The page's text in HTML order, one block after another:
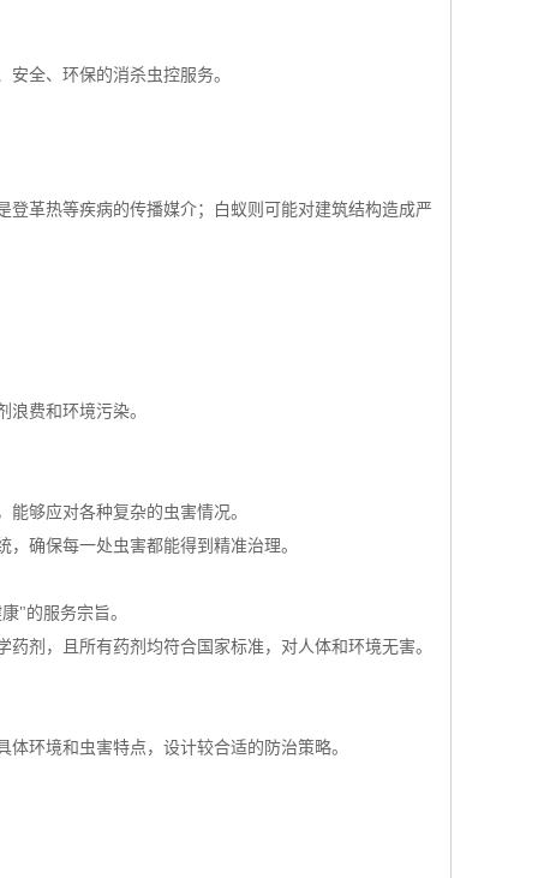
全、环保的消杀虫控服务。
革热等疾病的传播媒介；白蚁则可能对建筑结构造成严
费和环境污染。
够应对各种复杂的虫害情况。
确保每一处虫害都能得到精准治理。
"的服务宗旨。
剂，且所有药剂均符合国家标准，对人体和环境无害。
环境和虫害特点，设计较合适的防治策略。